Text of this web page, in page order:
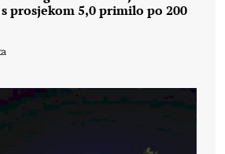
prosjekom 5,0 primilo po 200